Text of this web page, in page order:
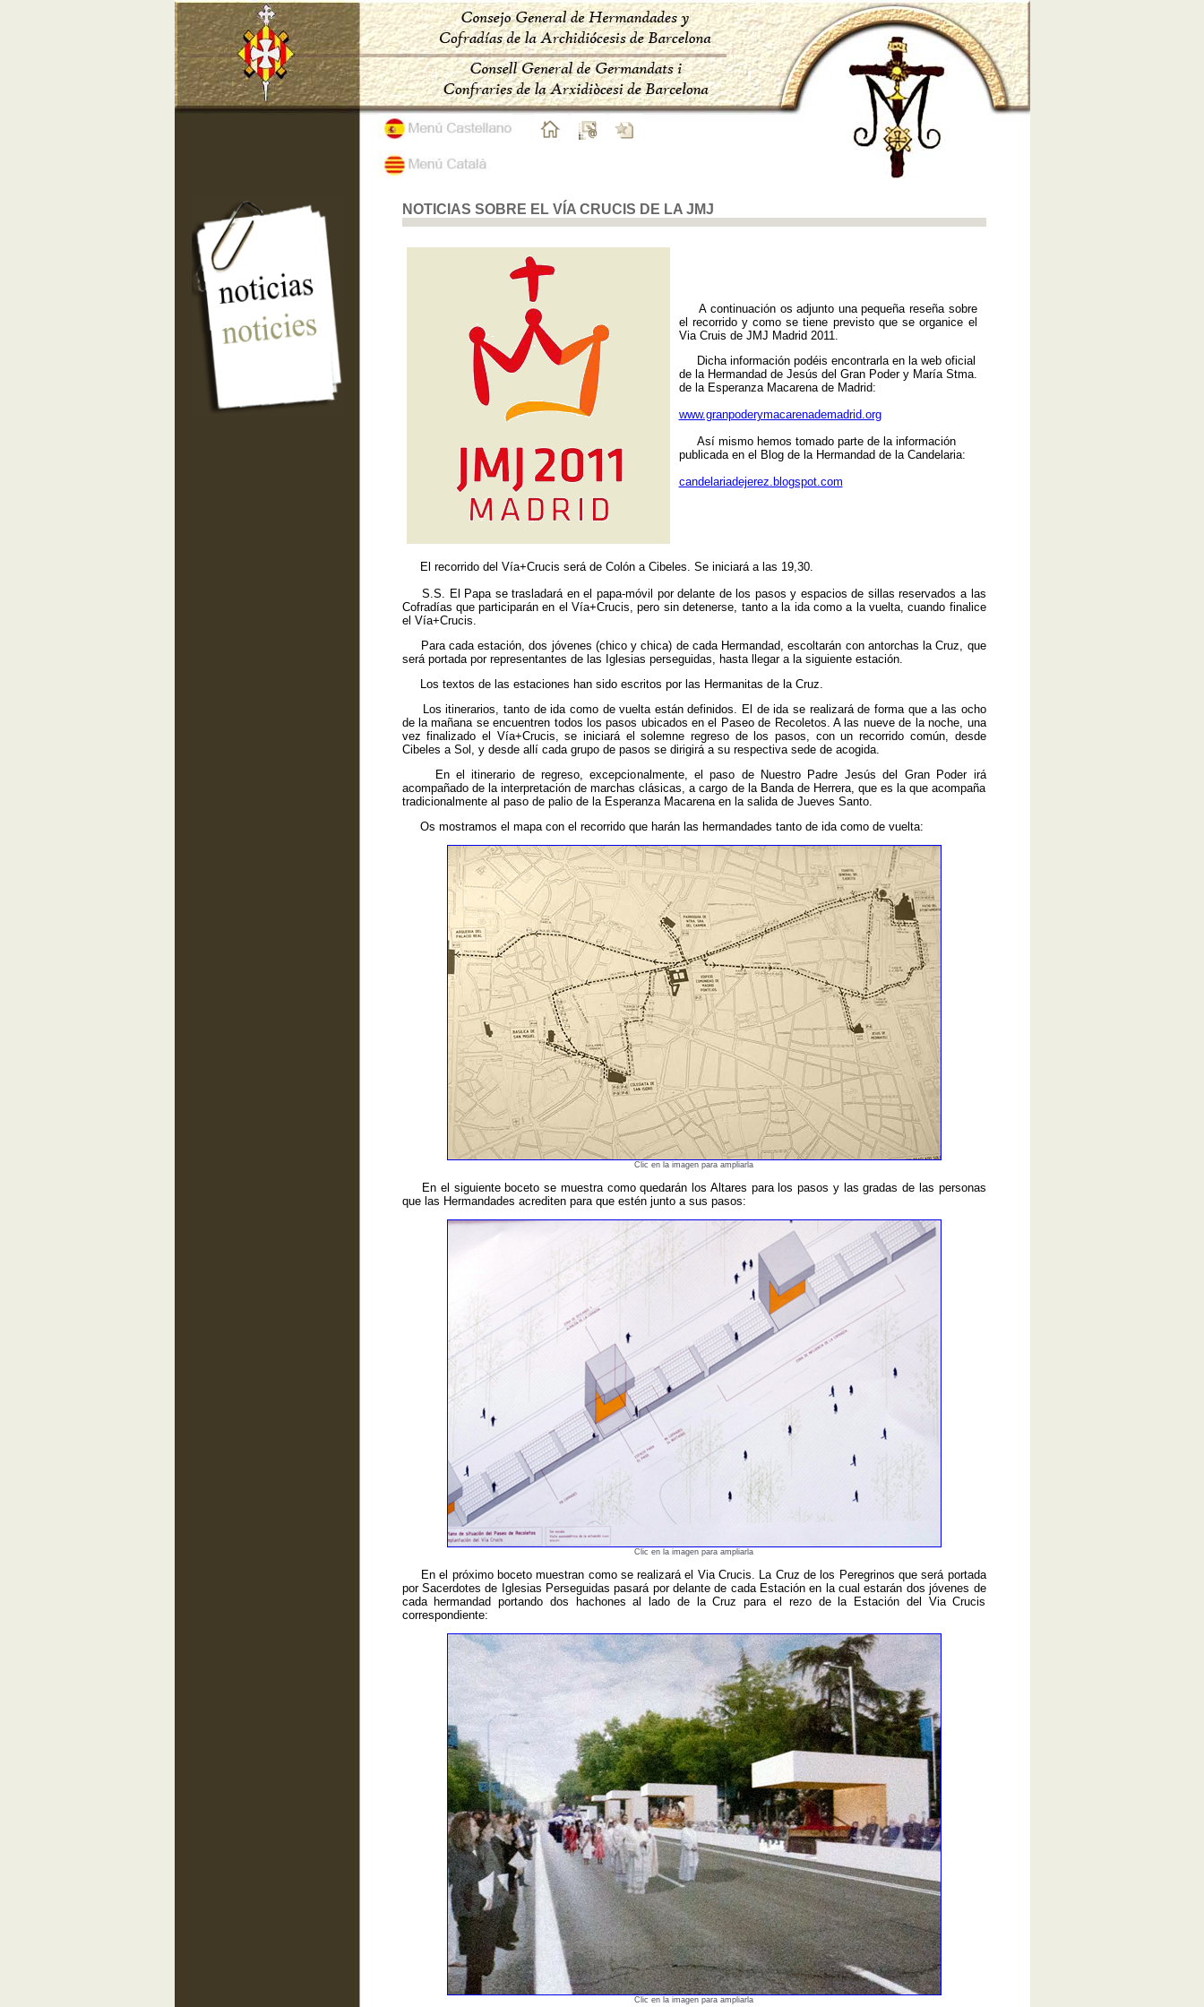
NOTICIAS SOBRE EL VÍA CRUCIS DE LA JMJ
A continuación os adjunto una pequeña reseña sobre
el recorrido y como se tiene previsto que se organice el
Via Cruis de JMJ Madrid 2011.
Dicha información podéis encontrarla en la web oficial
de la Hermandad de Jesús del Gran Poder y María Stma.
de la Esperanza Macarena de Madrid:
www.granpoderymacarenademadrid.org
Así mismo hemos tomado parte de la información
publicada en el Blog de la Hermandad de la Candelaria:
candelariadejerez.blogspot.com
El recorrido del Vía+Crucis será de Colón a Cibeles. Se iniciará a las 19,30.
S.S. El Papa se trasladará en el papa-móvil por delante de los pasos y espacios de sillas reservados a las
Cofradías que participarán en el Vía+Crucis, pero sin detenerse, tanto a la ida como a la vuelta, cuando finalice
el Vía+Crucis.
Para cada estación, dos jóvenes (chico y chica) de cada Hermandad, escoltarán con antorchas la Cruz, que
será portada por representantes de las Iglesias perseguidas, hasta llegar a la siguiente estación.
Los textos de las estaciones han sido escritos por las Hermanitas de la Cruz.
Los itinerarios, tanto de ida como de vuelta están definidos. El de ida se realizará de forma que a las ocho
de la mañana se encuentren todos los pasos ubicados en el Paseo de Recoletos. A las nueve de la noche, una
vez finalizado el Vía+Crucis, se iniciará el solemne regreso de los pasos, con un recorrido común, desde
Cibeles a Sol, y desde allí cada grupo de pasos se dirigirá a su respectiva sede de acogida.
En el itinerario de regreso, excepcionalmente, el paso de Nuestro Padre Jesús del Gran Poder irá
acompañado de la interpretación de marchas clásicas, a cargo de la Banda de Herrera, que es la que acompaña
tradicionalmente al paso de palio de la Esperanza Macarena en la salida de Jueves Santo.
Os mostramos el mapa con el recorrido que harán las hermandades tanto de ida como de vuelta:
Clic en la imagen para ampliarla
En el siguiente boceto se muestra como quedarán los Altares para los pasos y las gradas de las personas
que las Hermandades acrediten para que estén junto a sus pasos:
Clic en la imagen para ampliarla
En el próximo boceto muestran como se realizará el Via Crucis. La Cruz de los Peregrinos que será portada
por Sacerdotes de Iglesias Perseguidas pasará por delante de cada Estación en la cual estarán dos jóvenes de
cada hermandad portando dos hachones al lado de la Cruz para el rezo de la Estación del Via Crucis
correspondiente:
Clic en la imagen para ampliarla